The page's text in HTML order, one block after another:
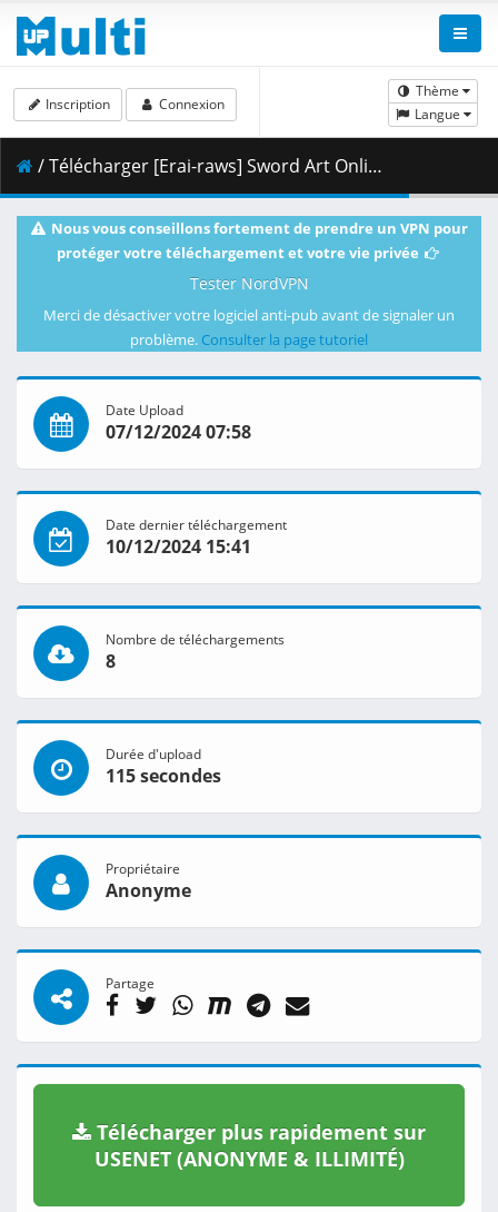
Thème
Langue
Inscription Connexion
/ Télécharger [Erai-raws] Sword Art Online Alternative - Gun Gale Online II - 10 [1080p CR WEBRip HEVC EAC3][MultiSub][8AD3A48D].mkv.001 ( 286.28 MB )
Nous vous conseillons fortement de prendre un VPN pour
protéger votre téléchargement et votre vie privée
Tester NordVPN
Merci de désactiver votre logiciel anti-pub avant de signaler un
problème. Consulter la page tutoriel
Date Upload
07/12/2024 07:58
Date dernier téléchargement
10/12/2024 15:41
Nombre de téléchargements
8
Durée d'upload
115 secondes
Propriétaire
Anonyme
Partage
Télécharger plus rapidement sur
USENET (ANONYME & ILLIMITÉ)